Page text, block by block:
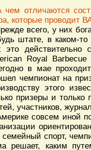
чем отличаются
которые проводит
всего, у них
штате, в каком-
это действительно
Royal
в мае
чемпионат на
этого
призеры и
участников,
совсем иной
семейный спорт,
решает, каким